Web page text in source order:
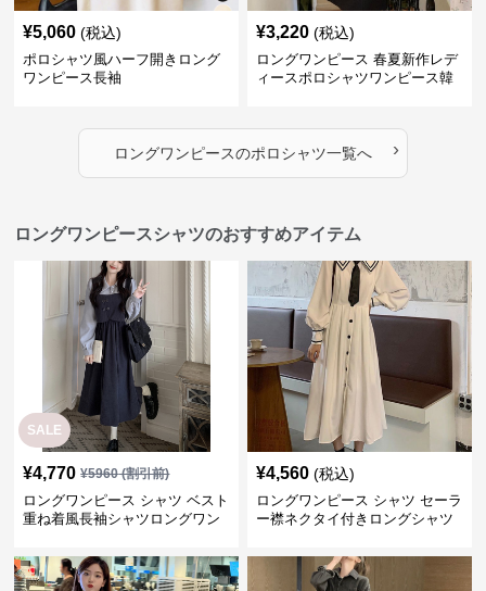
¥5,060 (税込)
ポロシャツ風ハーフ開きロング
ワンピース長袖
¥3,220 (税込)
ロングワンピース 春夏新作レデ
ィースポロシャツワンピース韓
ロングワンピースのポロシャツ一覧へ ›
ロングワンピースシャツのおすすめアイテム
SALE
¥4,770 ¥5960(割引前)
ロングワンピース シャツ ベスト
重ね着風長袖シャツロングワン
¥4,560 (税込)
ロングワンピース シャツ セーラ
ー襟ネクタイ付きロングシャツ